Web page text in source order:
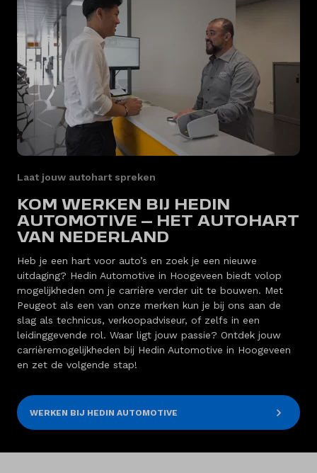
Laat jouw autohart spreken
KOM WERKEN BIJ HEDIN
AUTOMOTIVE – HET AUTOHART
VAN NEDERLAND
Heb je een hart voor auto’s en zoek je een nieuwe
uitdaging? Hedin Automotive in Hoogeveen biedt volop
mogelijkheden om je carrière verder uit te bouwen. Met
Peugeot als een van onze merken kun je bij ons aan de
slag als technicus, verkoopadviseur, of zelfs in een
leidinggevende rol. Waar ligt jouw passie? Ontdek jouw
carrièremogelijkheden bij Hedin Automotive in Hoogeveen
en zet de volgende stap!
WERKEN BIJ HEDIN AUTOMOTIVE